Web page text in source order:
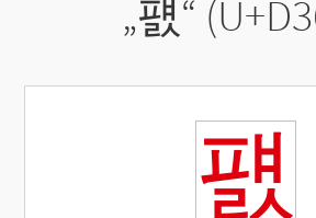
„퍬“
퍬